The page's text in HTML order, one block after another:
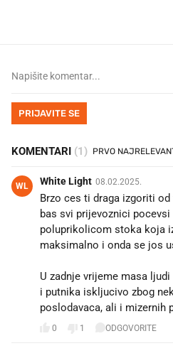
PRIJAVITE SE
KOMENTARI (1)
WL White Light 08.02.2025.
Brzo ces ti draga izgoriti
bas svi prijevoznici
poluprikolicom stoka koja
maksimalno i onda se jos
U zadnje vrijeme masa
i putnika iskljucivo zbog
poslodavaca, ali i mizernih
0 1 ODGOVORITE